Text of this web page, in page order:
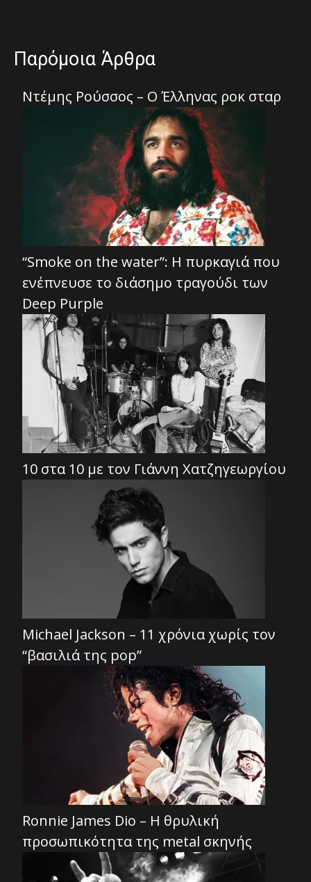
Παρόμοια Άρθρα
Ντέμης Ρούσσος – Ο Έλληνας ροκ σταρ
“Smoke on the water”: Η πυρκαγιά που
ενέπνευσε το διάσημο τραγούδι των
Deep Purple
10 στα 10 με τον Γιάννη Χατζηγεωργίου
Michael Jackson – 11 χρόνια χωρίς τον
“βασιλιά της pop”
Ronnie James Dio – Η θρυλική
προσωπικότητα της metal σκηνής